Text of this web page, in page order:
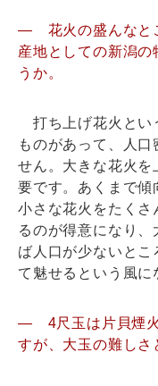
― 花火の盛んなと
産地としての新潟の
うか。
打ち上げ花火とい
ものがあって、人
せん。大きな花火を
要です。あくまで傾
小さな花火をたくさ
るのが得意になり
ば人口が少ないと
て魅せるという風に
― 4尺玉は片貝煙火
すが、大玉の難しさ